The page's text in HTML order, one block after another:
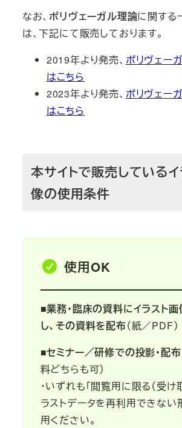
なお、ポリヴェーガル理論に関する
は、下記にて販売しております。
2019年より発売、 ポリヴェー
はこちら
2023年より発売、 ポリヴェー
はこちら
本サイトで販売している
像の使用条件
使用OK
■業務・臨床の資料にイラスト
し、その資料を配布（紙／PDF）
■セミナー／研修での投影・配布
料どちらも可）
・いずれも「閲覧用に限る（受け
ラストデータを再利用できない
用ください。